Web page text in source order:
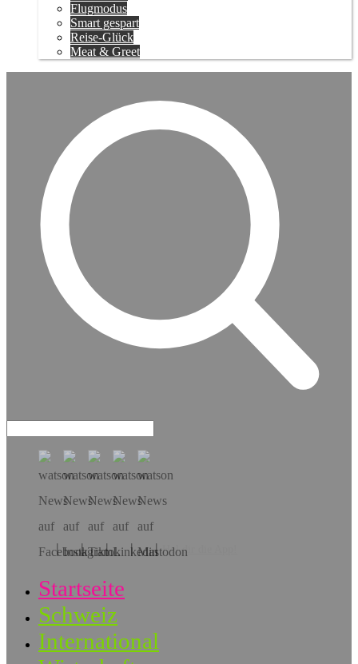
Flugmodus
Smart gespart
Reise-Glück
Meat & Greet
Hol dir die App!
Startseite
Schweiz
International